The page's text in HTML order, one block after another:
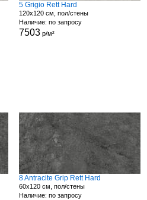
5 Grigio Rett Hard
120x120 см, пол/стены
Наличие: по запросу
7503 р/м²
8 Antracite Grip Rett Hard
60x120 см, пол/стены
Наличие: по запросу